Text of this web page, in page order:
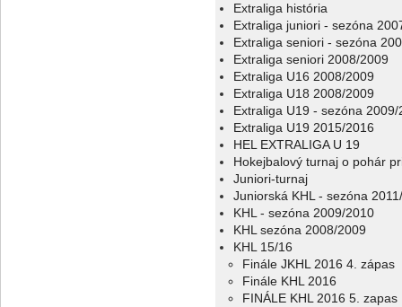
Extraliga história
Extraliga juniori - sezóna
Extraliga seniori - sezóna
Extraliga seniori 2008/2009
Extraliga U16 2008/2009
Extraliga U18 2008/2009
Extraliga U19 - sezóna 2009/
Extraliga U19 2015/2016
HEL EXTRALIGA U 19
Hokejbalový turnaj o pohár
Juniori-turnaj
Juniorská KHL - sezóna
KHL - sezóna 2009/2010
KHL sezóna 2008/2009
KHL 15/16
Finále JKHL 2016 4. zápas
Finále KHL 2016
FINÁLE KHL 2016 5. zapas